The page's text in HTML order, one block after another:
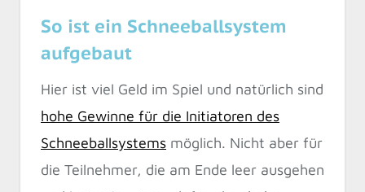
So ist ein Schneeballsystem
aufgebaut
Hier ist viel Geld im Spiel und natürlich sind
hohe Gewinne für die Initiatoren des
Schneeballsystems möglich. Nicht aber für
die Teilnehmer, die am Ende leer ausgehen